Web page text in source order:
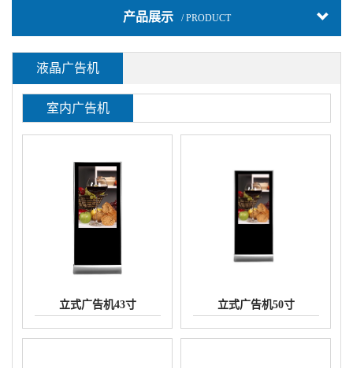
产品展示 / PRODUCT
液晶广告机
室内广告机
立式广告机43寸 立式广告机50寸